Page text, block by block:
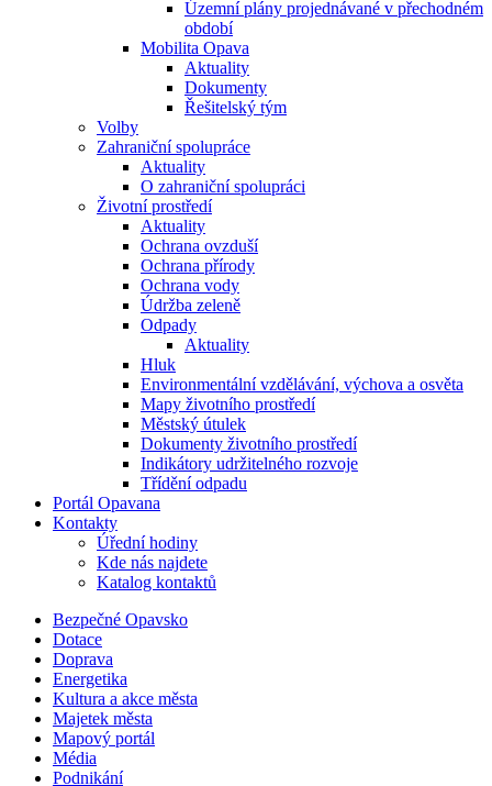
Územní plány projednávané v přechodném
období
Mobilita Opava
Aktuality
Dokumenty
Řešitelský tým
Volby
Zahraniční spolupráce
Aktuality
O zahraniční spolupráci
Životní prostředí
Aktuality
Ochrana ovzduší
Ochrana přírody
Ochrana vody
Údržba zeleně
Odpady
Aktuality
Hluk
Environmentální vzdělávání, výchova a osvěta
Mapy životního prostředí
Městský útulek
Dokumenty životního prostředí
Indikátory udržitelného rozvoje
Třídění odpadu
Portál Opavana
Kontakty
Úřední hodiny
Kde nás najdete
Katalog kontaktů
Bezpečné Opavsko
Dotace
Doprava
Energetika
Kultura a akce města
Majetek města
Mapový portál
Média
Podnikání